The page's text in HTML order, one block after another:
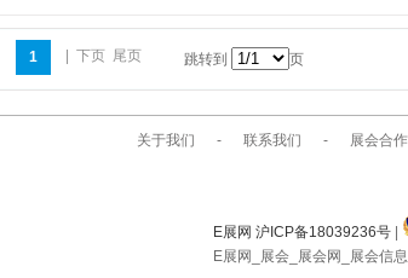
1 下页 尾页 跳转到 页
关于我们 - 联系我们 - 展会合作
E展网 沪ICP备18039236号
E展网_展会_展会网_展会信息